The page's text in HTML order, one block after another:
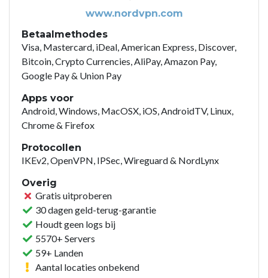
www.nordvpn.com
Betaalmethodes
Visa, Mastercard, iDeal, American Express, Discover,
Bitcoin, Crypto Currencies, AliPay, Amazon Pay,
Google Pay & Union Pay
Apps voor
Android, Windows, MacOSX, iOS, AndroidTV, Linux,
Chrome & Firefox
Protocollen
IKEv2, OpenVPN, IPSec, Wireguard & NordLynx
Overig
Gratis uitproberen
30 dagen geld-terug-garantie
Houdt geen logs bij
5570+ Servers
59+ Landen
Aantal locaties onbekend